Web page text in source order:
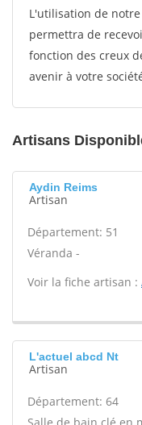
L'utilisation de
permettra de
fonction des creux
avenir à votre
Artisans
Aydin Reims
Artisan
Département: 51
Véranda -
Voir la fiche artisan :
L'actuel abcd Nt
Artisan
Département: 64